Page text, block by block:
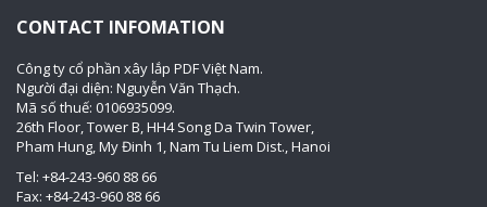
CONTACT INFOMATION
Công ty cổ phần xây lắp PDF Việt Nam.
Người đại diện: Nguyễn Văn Thạch.
Mã số thuế: 0106935099.
26th Floor, Tower B, HH4 Song Da Twin Tower,
Pham Hung, My Đinh 1, Nam Tu Liem Dist., Hanoi
Tel: +84-243-960 88 66
Fax: +84-243-960 88 66